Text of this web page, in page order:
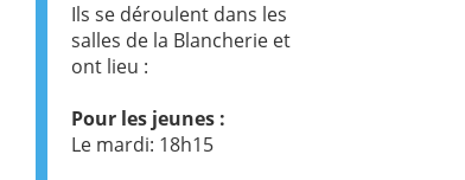
Ils se déroulent dans les
salles de la Blancherie et
ont lieu :
Pour les jeunes :
Le mardi: 18h15